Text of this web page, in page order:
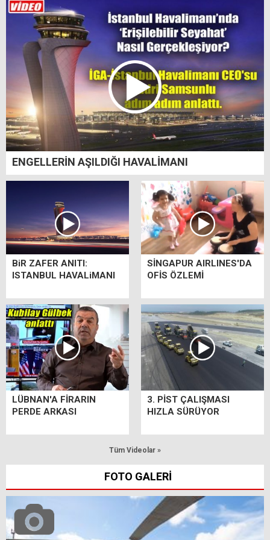
ENGELLERİN AŞILDIĞI HAVALİMANI
BiR ZAFER ANITI:
ISTANBUL HAVALiMANI
SİNGAPUR AIRLINES'DA
OFİS ÖZLEMİ
LÜBNAN'A FİRARIN
PERDE ARKASI
3. PİST ÇALIŞMASI
HIZLA SÜRÜYOR
Tüm Videolar »
FOTO GALERİ